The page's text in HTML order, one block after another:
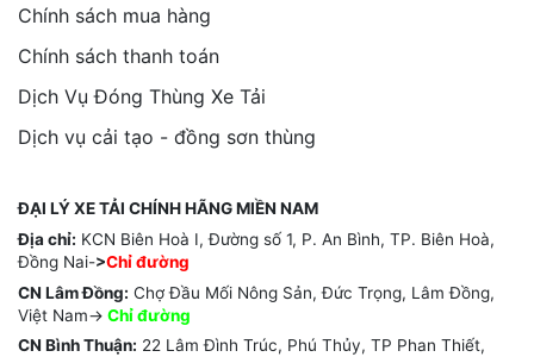
Chính sách mua hàng
Chính sách thanh toán
Dịch Vụ Đóng Thùng Xe Tải
Dịch vụ cải tạo - đồng sơn thùng
ĐẠI LÝ XE TẢI CHÍNH HÃNG MIỀN NAM
Địa chỉ: KCN Biên Hoà I, Đường số 1, P. An Bình, TP. Biên Hoà,
Đồng Nai->Chỉ đường
CN Lâm Đồng: Chợ Đầu Mối Nông Sản, Đức Trọng, Lâm Đồng,
Việt Nam-> Chỉđường
CN Bình Thuận: 22 Lâm Đình Trúc, Phú Thủy, TP Phan Thiết,